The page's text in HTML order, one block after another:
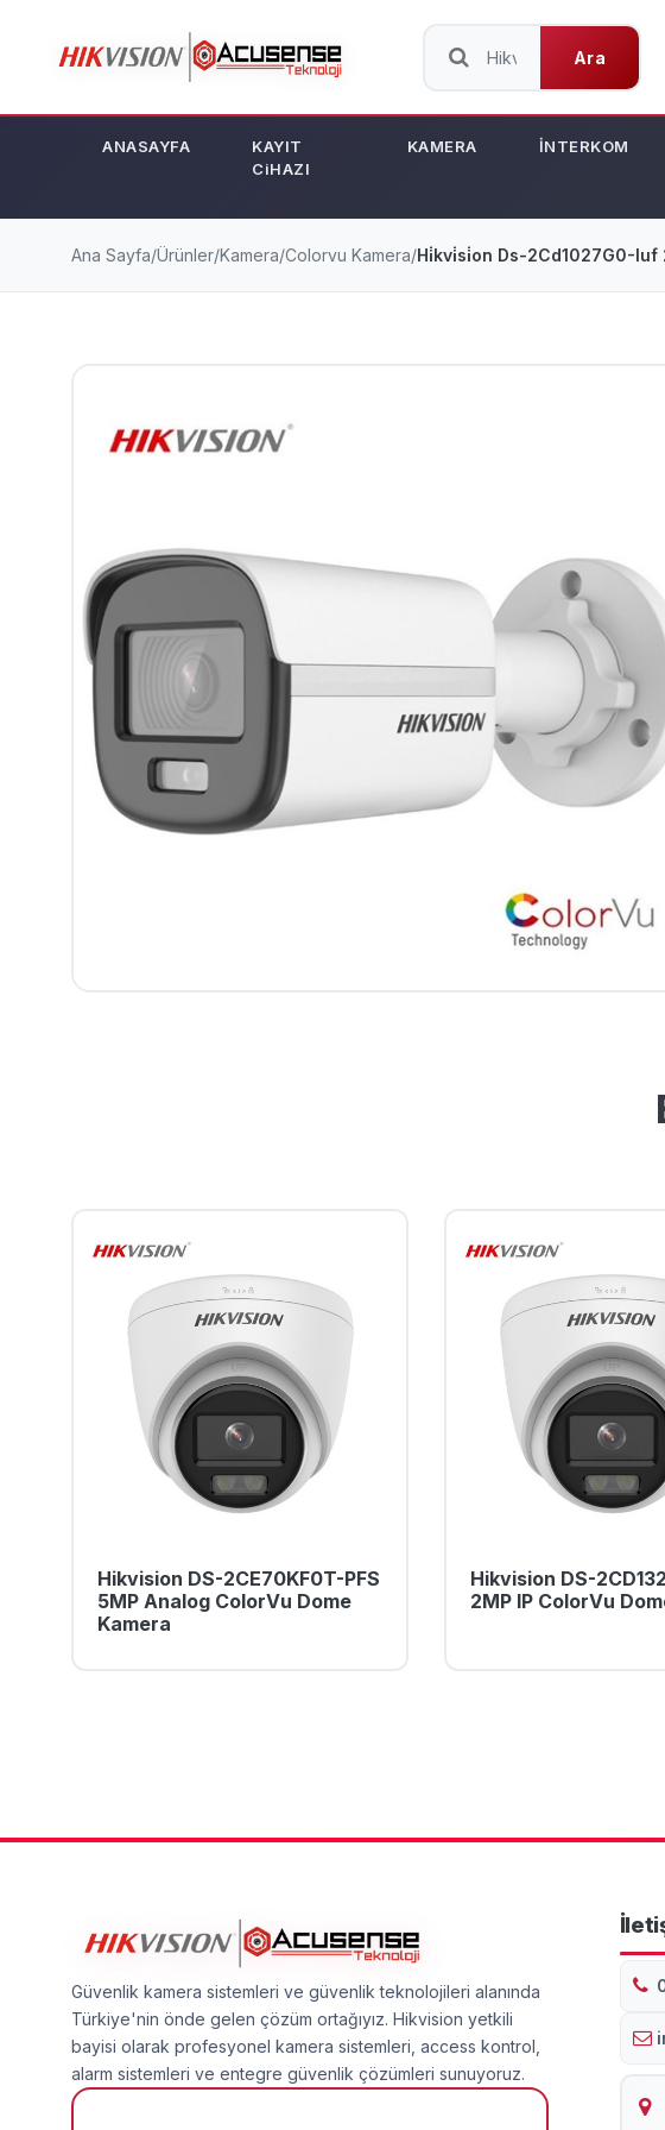
Ara
ANASAYFA
KAYIT
CiHAZI
KAMERA İNTERKOM
Ana Sayfa/Ürünler/Kamera/Colorvu Kamera/Hi̇kvi̇si̇on Ds-2Cd1027G0-Iuf
Hikvision DS-2CE70KF0T-PFS
5MP Analog ColorVu Dome
Kamera
Hikvision DS-
2MP IP ColorVu
Güvenlik kamera sistemleri ve güvenlik teknolojileri alanında
Türkiye'nin önde gelen çözüm ortağıyız. Hikvision yetkili
bayisi olarak profesyonel kamera sistemleri, access kontrol,
alarm sistemleri ve entegre güvenlik çözümleri sunuyoruz.